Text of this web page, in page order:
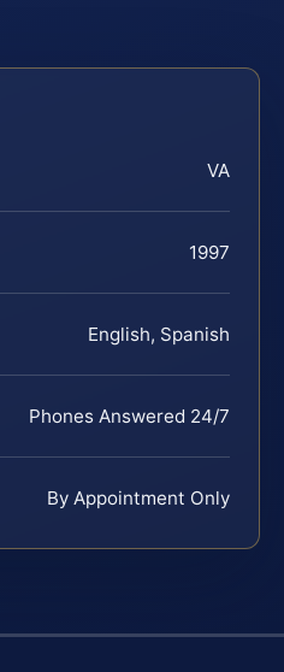
VA
1997
English, Spanish
Phones Answered 24/7
By Appointment Only